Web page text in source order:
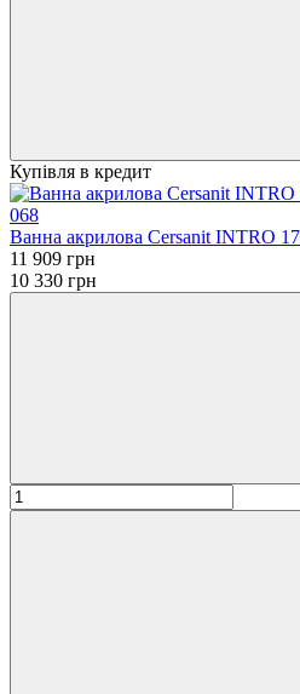
Купівля в кредит
Ванна акрилова Cersanit INTRO
11 909 грн
10 330 грн